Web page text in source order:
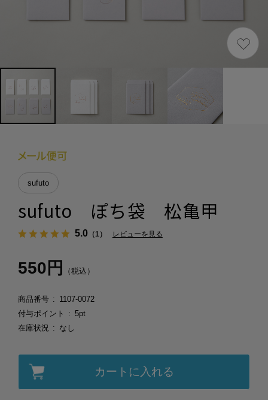
sufuto
sufuto ぽち袋 松亀甲
5.0（1） レビューを見る
550円 （税込）
商品番号
1107-0072
付与ポイント
5pt
在庫状況
なし
カートに入れる